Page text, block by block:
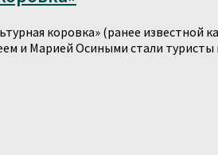
коровка» (ранее известной
и Марией Осиными стали туристы